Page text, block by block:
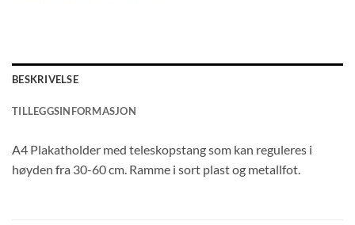
BESKRIVELSE
TILLEGGSINFORMASJON
A4 Plakatholder med teleskopstang som kan reguleres i
høyden fra 30-60 cm. Ramme i sort plast og metallfot.